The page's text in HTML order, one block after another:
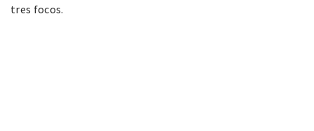
tres focos.